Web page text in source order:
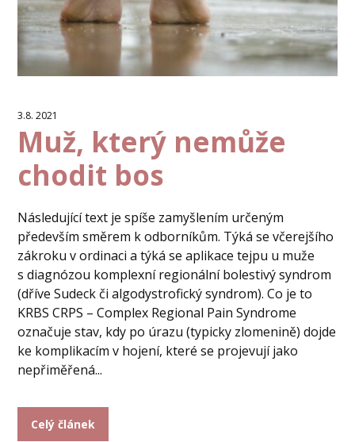
3.8. 2021
Muž, který nemůže
chodit bos
Následující text je spíše zamyšlením určeným
především směrem k odborníkům. Týká se včerejšího
zákroku v ordinaci a týká se aplikace tejpu u muže
s diagnózou komplexní regionální bolestivý syndrom
(dříve Sudeck či algodystrofický syndrom). Co je to
KRBS CRPS – Complex Regional Pain Syndrome
označuje stav, kdy po úrazu (typicky zlomenině) dojde
ke komplikacím v hojení, které se projevují jako
nepřiměřená...
Celý článek